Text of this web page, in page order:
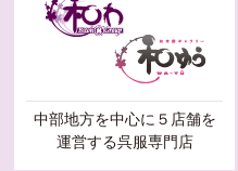
中部地方を中心に５店舗を
運営する呉服専門店